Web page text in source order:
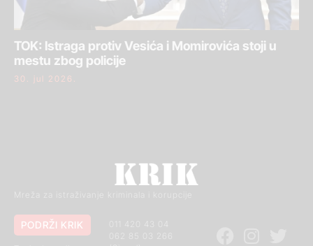
TOK: Istraga protiv Vesića i Momirovića stoji u
mestu zbog policije
30. jul 2026.
Mreža za istraživanje kriminala i korupcije
011 420 43 04
PODRŽI KRIK